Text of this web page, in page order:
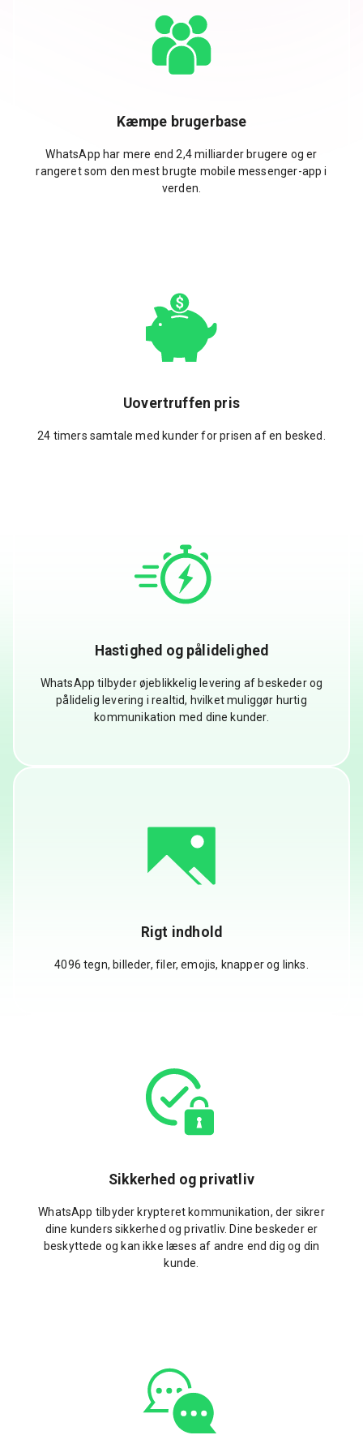
Kæmpe brugerbase
WhatsApp har mere end 2,4 milliarder brugere og er
rangeret som den mest brugte mobile messenger-app i
verden.
Uovertruffen pris
24 timers samtale med kunder for prisen af en besked.
Hastighed og pålidelighed
WhatsApp tilbyder øjeblikkelig levering af beskeder og
pålidelig levering i realtid, hvilket muliggør hurtig
kommunikation med dine kunder.
Rigt indhold
4096 tegn, billeder, filer, emojis, knapper og links.
Sikkerhed og privatliv
WhatsApp tilbyder krypteret kommunikation, der sikrer
dine kunders sikkerhed og privatliv. Dine beskeder er
beskyttede og kan ikke læses af andre end dig og din
kunde.